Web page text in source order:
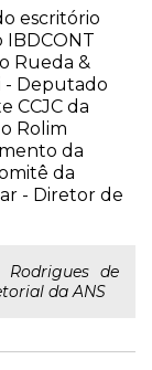
escritório
IBDCONT
Rueda &
- Deputado
CCJC da
Rolim
da
da
- Diretor de
Rodrigues de
da ANS